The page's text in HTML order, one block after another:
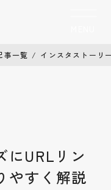
事一覧 インスタストーリ
にURLリン
やすく解説